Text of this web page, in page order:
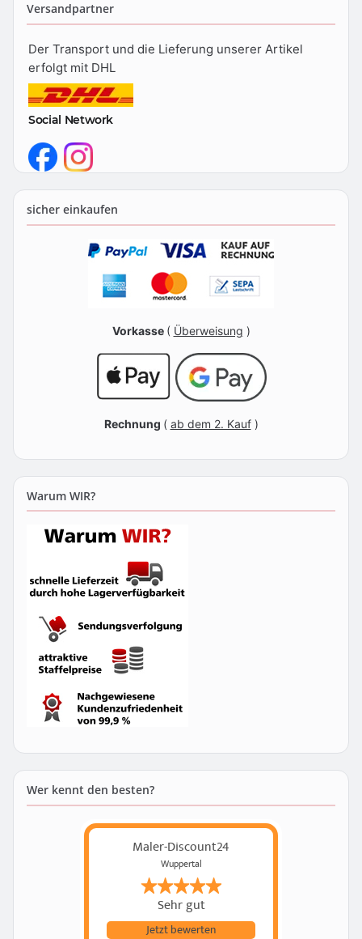
Versandpartner
Der Transport und die Lieferung unserer Artikel
erfolgt mit DHL
Social Network
sicher einkaufen
Vorkasse ( Überweisung )
Rechnung ( ab dem 2. Kauf)
Warum WIR?
Wer kennt den besten?
Maler-Discount24
Wuppertal
Sehr gut
Jetzt bewerten